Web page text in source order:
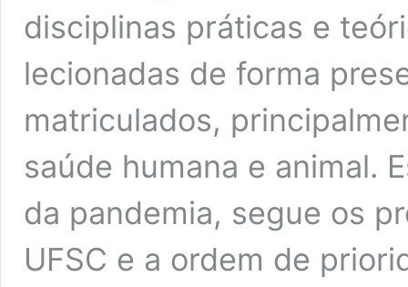
disciplinas práticas e
lecionadas de forma
matriculados,
saúde humana e animal.
da pandemia, segue os
UFSC e a ordem de